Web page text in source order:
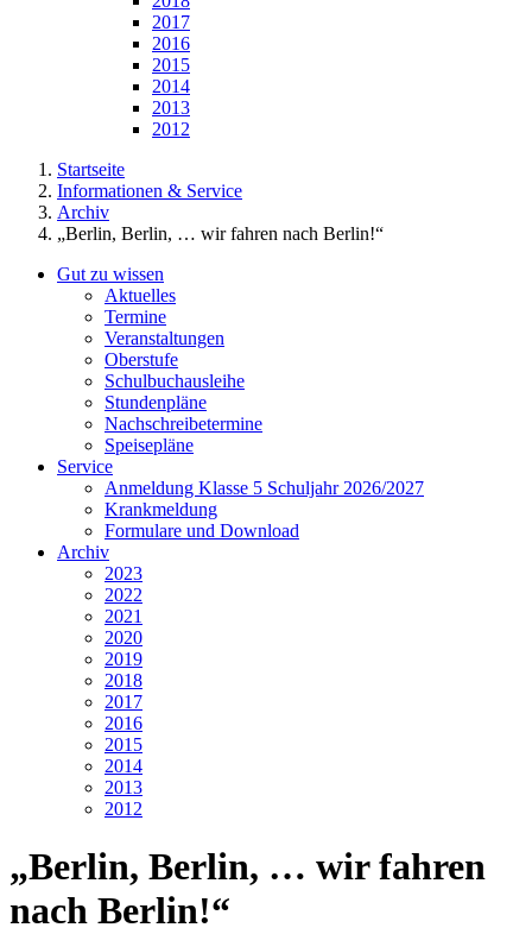
2017
2016
2015
2014
2013
2012
Startseite
Informationen & Service
Archiv
„Berlin, Berlin, … wir fahren nach Berlin!“
Gut zu wissen
Aktuelles
Termine
Veranstaltungen
Oberstufe
Schulbuchausleihe
Stundenpläne
Nachschreibetermine
Speisepläne
Service
Anmeldung Klasse 5 Schuljahr 2026/2027
Krankmeldung
Formulare und Download
Archiv
2023
2022
2021
2020
2019
2018
2017
2016
2015
2014
2013
2012
„Berlin, Berlin, … wir fahren
nach Berlin!“